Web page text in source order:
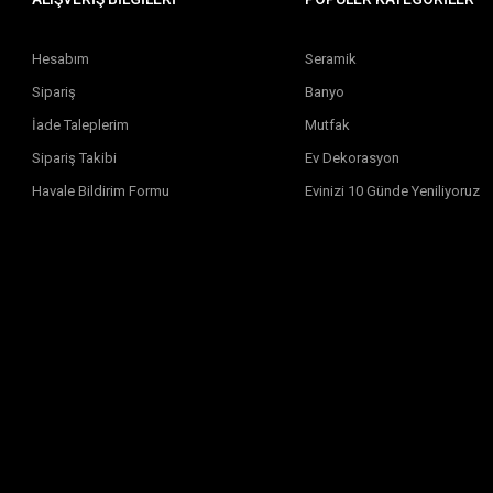
Hesabım
Sipariş
İade Taleplerim
Sipariş Takibi
Havale Bildirim Formu
Seramik
Banyo
Mutfak
Ev Dekorasyon
Evinizi 10 Günde Yeniliyoruz